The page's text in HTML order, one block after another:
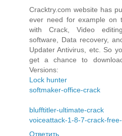
Cracktry.com website has
ever need for example on
with Crack, Video
software, Data recovery,
Updater Antivirus, etc. So
get a chance to
Versions:
Lock hunter
softmaker-office-crack
blufftitler-ultimate-crack
voiceattack-1-8-7-crack-
Ответить